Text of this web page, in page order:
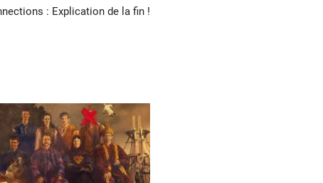
: Explication de la fin !